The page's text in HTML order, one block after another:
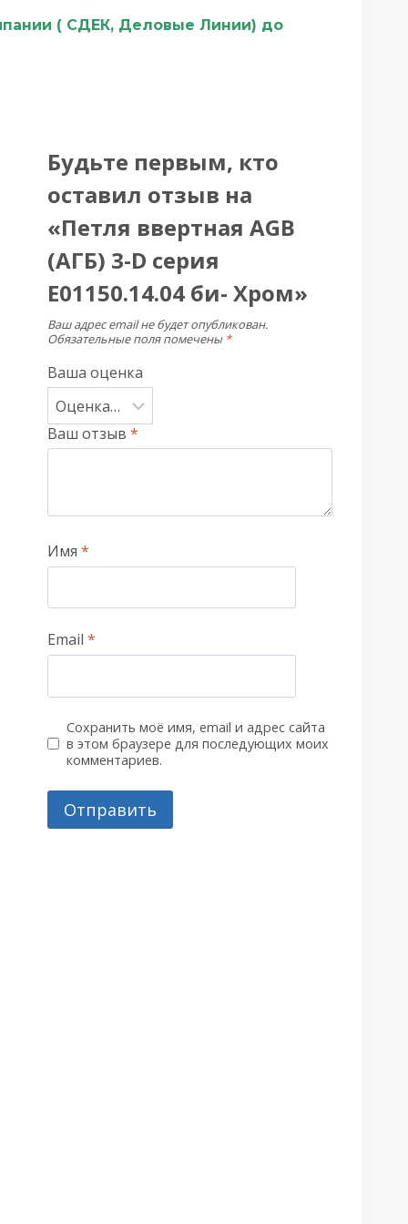
( СДЕК, Деловые Линии) до
Будьте первым, кто
оставил отзыв на
«Петля ввертная AGB
(АГБ) 3-D серия
E01150.14.04 би- Хром»
Ваш адрес email не будет опубликован.
Обязательные поля помечены *
Ваша оценка
Ваш отзыв *
Имя *
Email *
Сохранить моё имя, email и адрес сайта
в этом браузере для последующих моих
комментариев.